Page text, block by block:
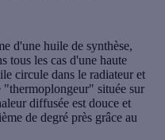
d'une huile de synthèse,
tous les cas d'une haute
circule dans le radiateur et
"thermoplongeur" située sur
diffusée est douce et
de degré près grâce au